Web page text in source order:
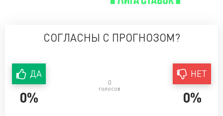
СОГЛАСНЫ С ПРОГНОЗОМ?
ДА
0%
0
голосов
0%
НЕТ